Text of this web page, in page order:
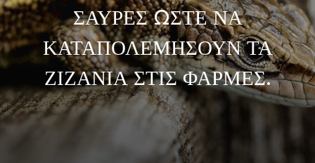
ΣΑΥΡΕΣ ΩΣΤΕ ΝΑ
ΚΑΤΑΠΟΛΕΜΗΣΟΥΝ ΤΑ
ΖΙΖΑΝΙΑ ΣΤΙΣ ΦΑΡΜΕΣ.